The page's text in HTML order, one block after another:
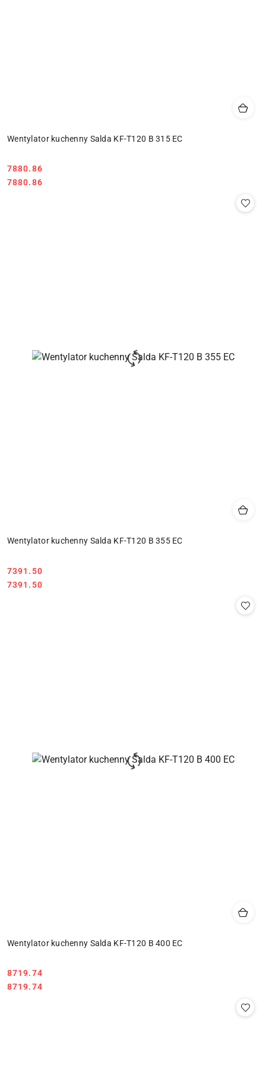
Wentylator kuchenny Salda KF-T120 B 315 EC
Cena:
7880.86
Cena:
7880.86
Wentylator kuchenny Salda KF-T120 B 355 EC
Cena:
7391.50
Cena:
7391.50
Wentylator kuchenny Salda KF-T120 B 400 EC
Cena:
8719.74
Cena:
8719.74